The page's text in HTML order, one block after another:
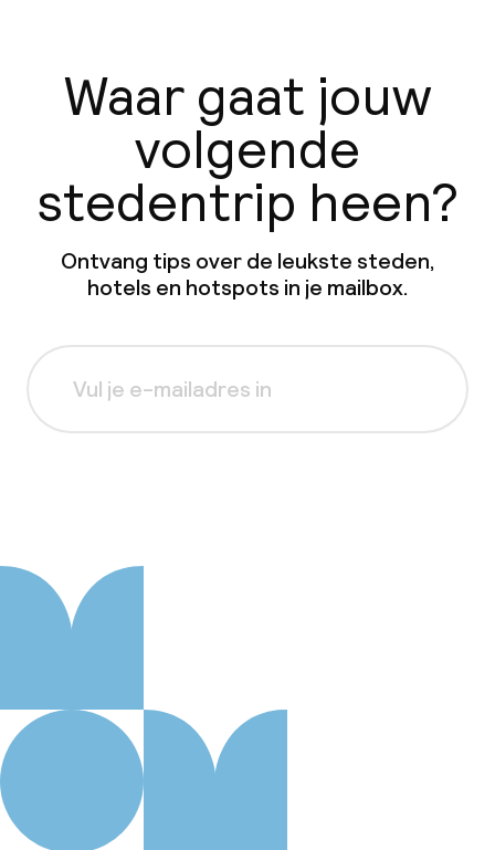
Waar gaat jouw
volgende
stedentrip heen?
Ontvang tips over de leukste steden,
hotels en hotspots in je mailbox.